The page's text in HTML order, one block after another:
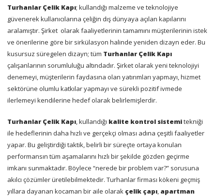
Turhanlar Çelik Kapı; kullandığı malzeme ve teknolojiye
güvenerek kullanıcılarına çeliğin dış dünyaya açılan kapılarını
aralamıştır. Şirket olarak faaliyetlerinin tamamını müşterilerinin istek
ve önerilerine göre bir sirkülasyon halinde yeniden dizayn eder. Bu
kusursuz süregelen dizayn; tüm Turhanlar Çelik Kapı
çalışanlarının sorumluluğu altındadır. Şirket olarak yeni teknolojiyi
denemeyi, müşterilerin faydasına olan yatırımları yapmayı, hizmet
sektörüne olumlu katkılar yapmayı ve sürekli pozitif ivmede
ilerlemeyi kendilerine hedef olarak belirlemişlerdir.
Turhanlar Çelik Kapı, kullandığı kalite kontrol sistemitekniği
ile hedeflerinin daha hızlı ve gerçekçi olması adına çeşitli faaliyetler
yapar. Bu geliştirdiği taktik, belirli bir süreçte ortaya konulan
performansın tüm aşamalarını hızlı bir şekilde gözden geçirme
imkanı sunmaktadır. Böylece “nerede bir problem var?” sorusuna
akılcı çözümler üretilebilmektedir. Turhanlar firması kökeni geçmiş
yıllara dayanan kocaman bir aile olarak çelik çapı, apartman